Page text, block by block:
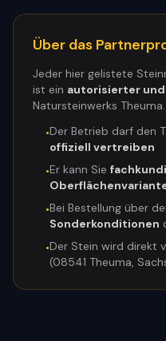
Über das
Jeder hier gelistete
ist ein autorisierter
Natursteinwerks
•Der Betrieb darf den
offiziell vertreiben
•Er kann Sie
•Bei Bestellung über
Sonderkonditionen
•Der Stein wird direkt
(08541 Theuma,